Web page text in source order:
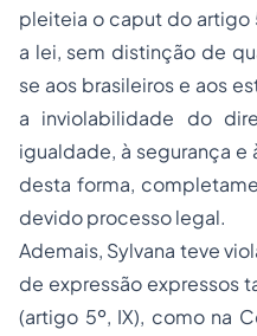
pleiteia o caput do artigo
a lei, sem distinção de
se aos brasileiros e aos
a inviolabilidade do
igualdade, à segurança e
desta forma,
devido processo legal.
Ademais, Sylvana teve
de expressão expressos
(artigo 5º, IX), como na